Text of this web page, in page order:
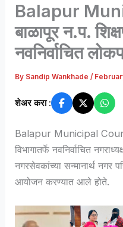
Balapur
बाळापूर न.प.
नवनिर्वाचित
By Sandip Wankhade/
शेअर करा :
Balapur Municipal
विभागातर्फे नवनिर्वाचित
नगरसेवकांच्या सन्मानार्थ नगर
आयोजन करण्यात आले होते.